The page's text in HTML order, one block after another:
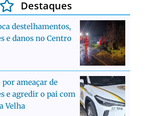
Destaques
destelhamentos,
e danos no Centro
ameaçar de
e agredir o pai com
Velha